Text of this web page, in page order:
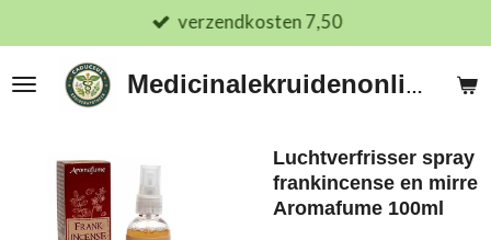
direct
naar
Medicinalekruidenonline.nl
verzendkosten 7,50
Luchtverfrisser spray
frankincense en mirre
Aromafume 100ml